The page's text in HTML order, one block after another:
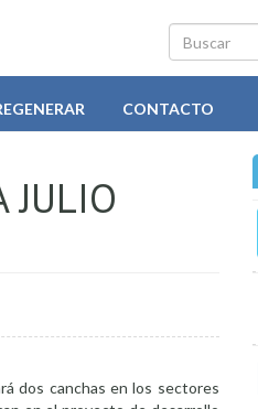
Buscar
CONTACTO
JULIO
dos canchas en los sectores